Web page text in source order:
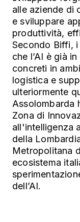
alle aziende di
e sviluppare
produttività,
Secondo Biffi, i
che l’AI è già
concreti in
logistica e
ulteriormente
Assolombarda
Zona di
all'intelligenza
della
Metropolitana
ecosistema
dell’AI.